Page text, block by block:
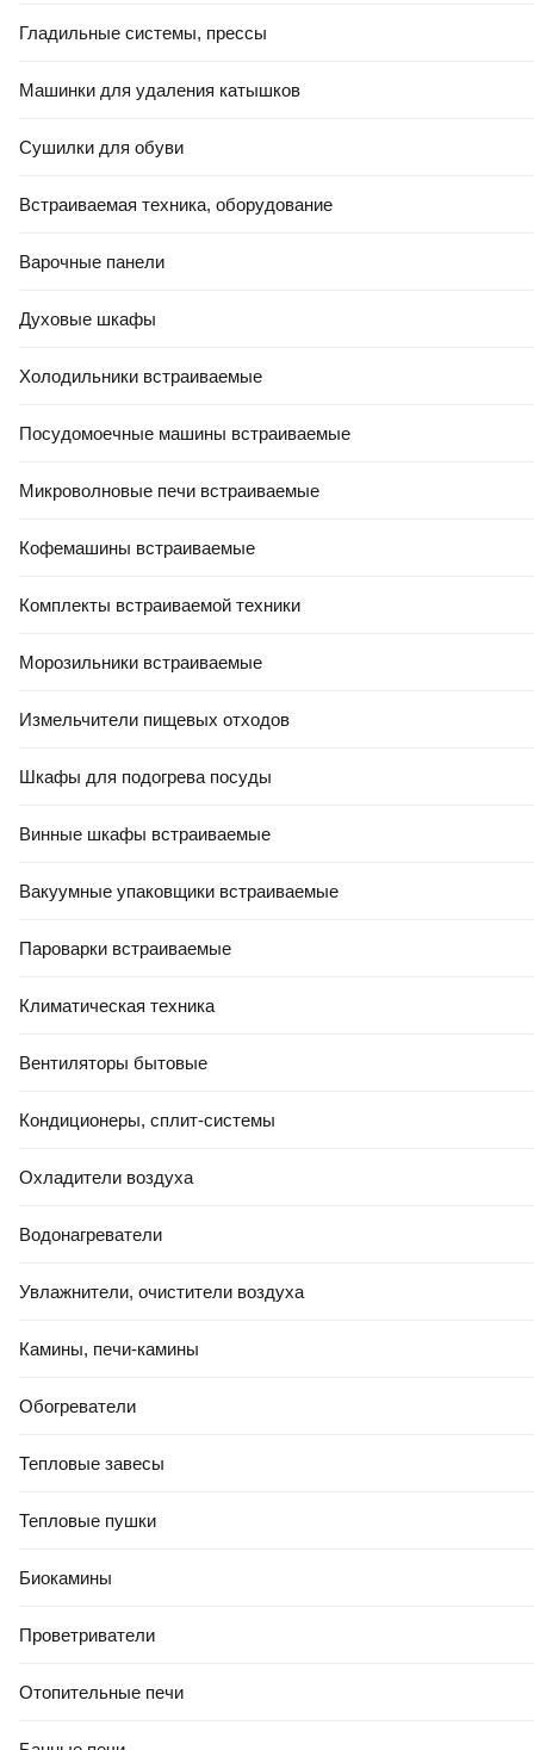
Гладильные системы, прессы
Машинки для удаления катышков
Сушилки для обуви
Встраиваемая техника, оборудование
Варочные панели
Духовые шкафы
Холодильники встраиваемые
Посудомоечные машины встраиваемые
Микроволновые печи встраиваемые
Кофемашины встраиваемые
Комплекты встраиваемой техники
Морозильники встраиваемые
Измельчители пищевых отходов
Шкафы для подогрева посуды
Винные шкафы встраиваемые
Вакуумные упаковщики встраиваемые
Пароварки встраиваемые
Климатическая техника
Вентиляторы бытовые
Кондиционеры, сплит-системы
Охладители воздуха
Водонагреватели
Увлажнители, очистители воздуха
Камины, печи-камины
Обогреватели
Тепловые завесы
Тепловые пушки
Биокамины
Проветриватели
Отопительные печи